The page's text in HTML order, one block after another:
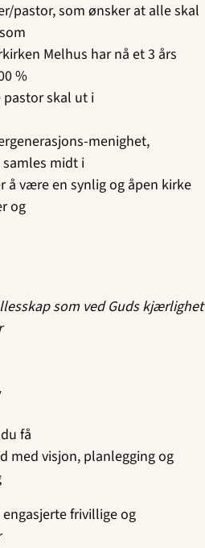
pastor, som ønsker at alle skal
Melhus har nå et 3 års
%
skal ut i
menighet,
midt i
å være en synlig og åpen kirke
og
som ved Guds kjærlighet
få
med visjon, planlegging og
frivillige og